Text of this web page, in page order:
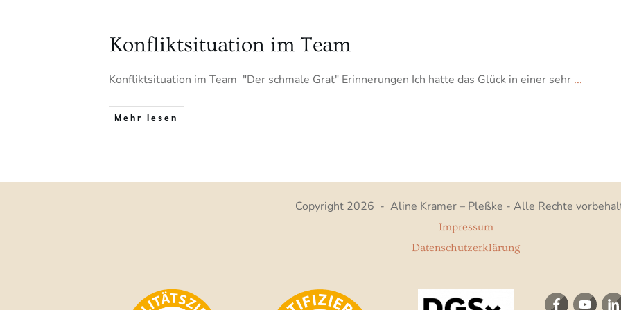
Konfliktsituation im Team
Konfliktsituation im Team "Der schmale Grat" Erinnerungen Ich hatte das Glück in einer sehr ...
Mehr lesen
Copyright 2026 - Aline Kramer – Pleßke - Alle Rechte
Impressum
Datenschutzerklärung